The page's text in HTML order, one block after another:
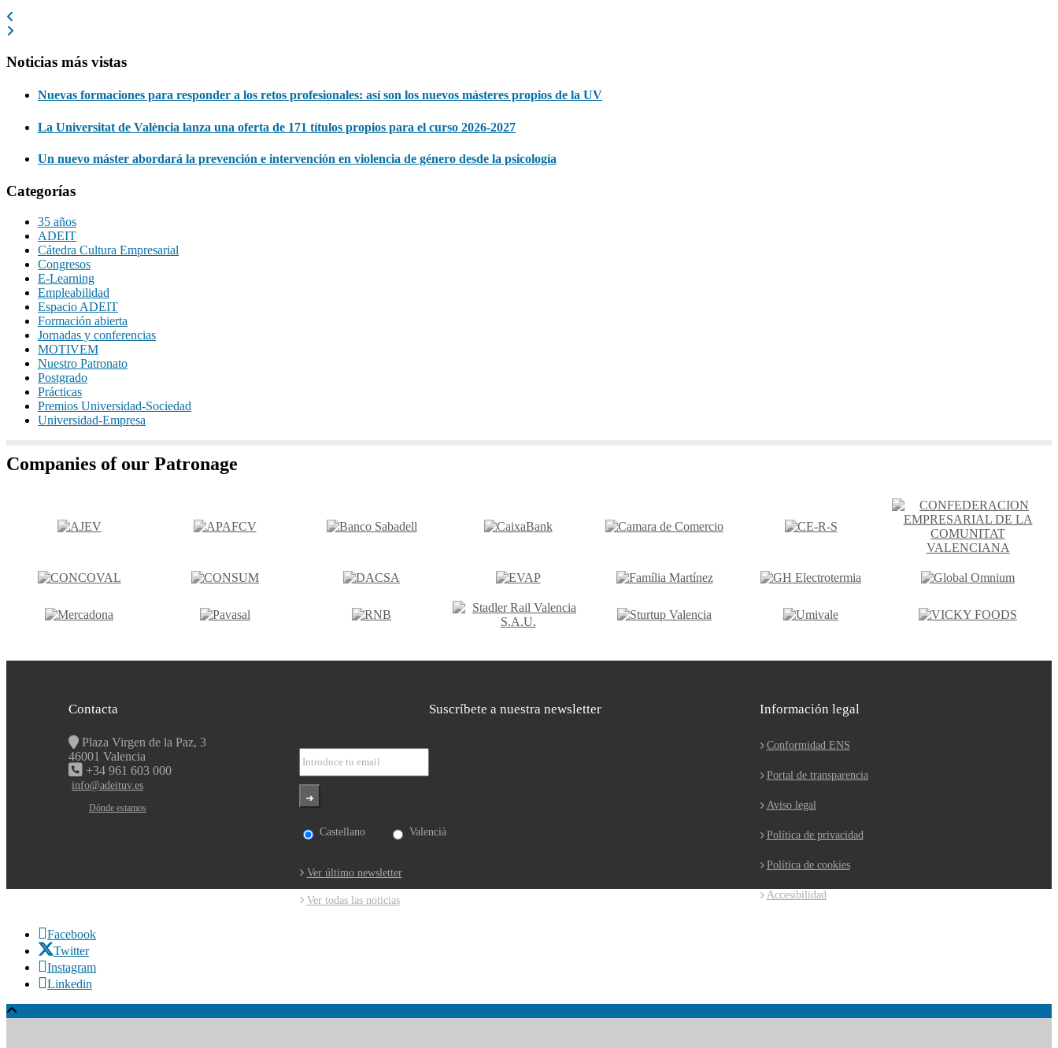
Noticias más vistas
Nuevas formaciones para responder a los retos profesionales: así son los nuevos másteres propios de la UV
La Universitat de València lanza una oferta de 171 títulos propios para el curso 2026-2027
Un nuevo máster abordará la prevención e intervención en violencia de género desde la psicología
Categorías
35 años
ADEIT
Cátedra Cultura Empresarial
Congresos
E-Learning
Empleabilidad
Espacio ADEIT
Formación abierta
Jornadas y conferencias
MOTIVEM
Nuestro Patronato
Postgrado
Prácticas
Premios Universidad-Sociedad
Universidad-Empresa
Companies of our Patronage
Contacta
Plaza Virgen de la Paz, 3
46001 Valencia
+34 961 603 000
info@adeituv.es
Dónde estamos
Información legal
Conformidad ENS
Portal de transparencia
Aviso legal
Política de privacidad
Política de cookies
Accesibilidad
Suscríbete a nuestra newsletter
Castellano Valencià
Ver último newsletter
Ver todas las noticias
Facebook
Twitter
Instagram
Linkedin